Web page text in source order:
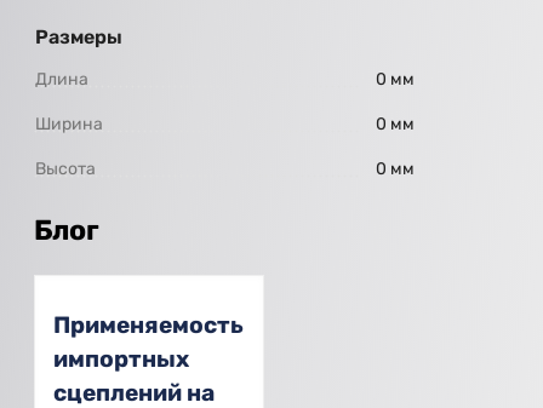
Размеры
Длина 0 мм
Ширина 0 мм
Высота 0 мм
Блог
Применяемость
импортных
сцеплений на